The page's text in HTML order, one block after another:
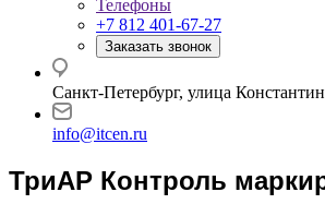
Телефоны
+7 812 401-67-27
Заказать звонок
Санкт-Петербург, улица
info@itcen.ru
ТриАР Контроль